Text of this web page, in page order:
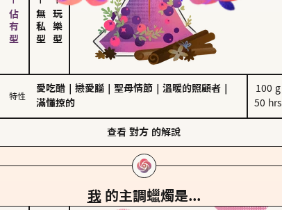
－
無私型
－
玩樂型
特性
愛吃醋 戀愛腦 聖母情節 溫暖的照顧者
滿懂撩的
100 g
50 hrs
查看 對方 的解說
我 的主調蠟燭是...